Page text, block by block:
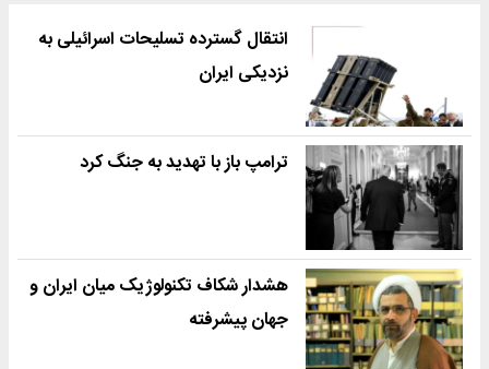
انتقال گسترده تسلیحات اسرائیلی به
نزدیکی ایران
ترامپ باز با تهدید به جنگ کرد
هشدار شکاف تکنولوژیک میان ایران و
جهان پیشرفته